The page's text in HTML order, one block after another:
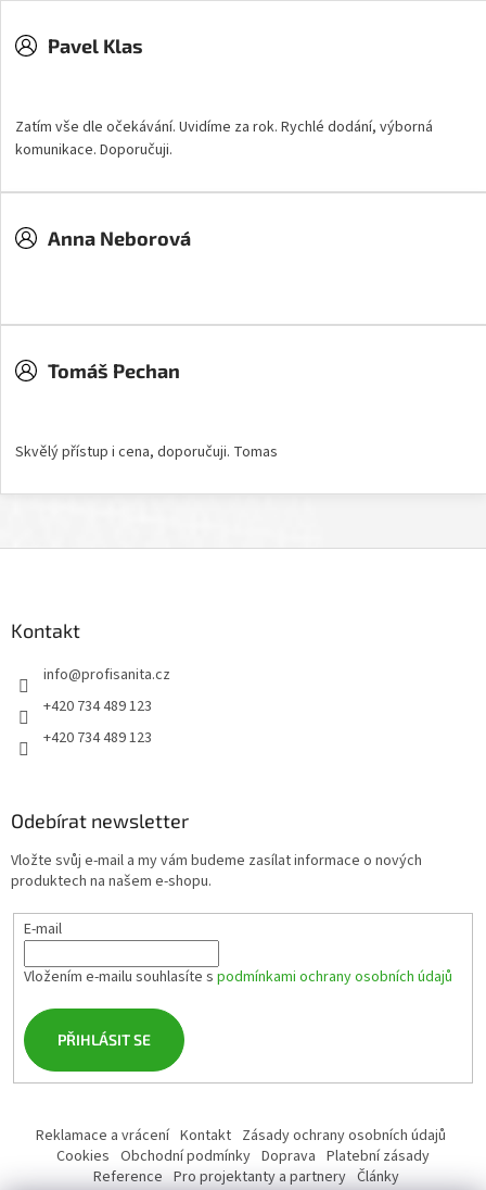
Pavel Klas
Zatím vše dle očekávání. Uvidíme za rok. Rychlé dodání, výborná
komunikace. Doporučuji.
Anna Neborová
Tomáš Pechan
Skvělý přístup i cena, doporučuji. Tomas
Kontakt
info@profisanita.cz
+420 734 489 123
+420 734 489 123
Odebírat newsletter
Vložte svůj e-mail a my vám budeme zasílat informace o nových
produktech na našem e-shopu.
E-mail
Vložením e-mailu souhlasíte s podmínkami ochrany osobních údajů
PŘIHLÁSIT SE
Reklamace a vrácení Kontakt Zásady ochrany osobních údajů
Cookies Obchodní podmínky Doprava Platební zásady
Reference Pro projektanty a partnery Články